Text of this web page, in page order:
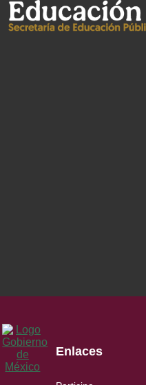
Enlaces